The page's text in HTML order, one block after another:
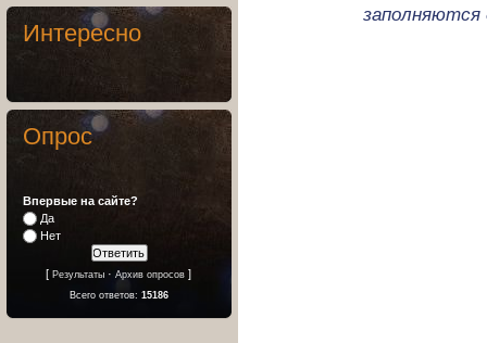
заполняются
Интересно
Опрос
Впервые на сайте?
Да
Нет
[Результаты ·Архив опросов ]
Всего ответов: 15186